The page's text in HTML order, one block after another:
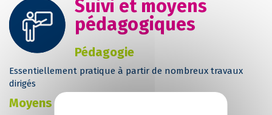
Suivi et moyens
pédagogiques
Pédagogie
Essentiellement pratique à partir de nombreux travaux
dirigés
Moyens et outils